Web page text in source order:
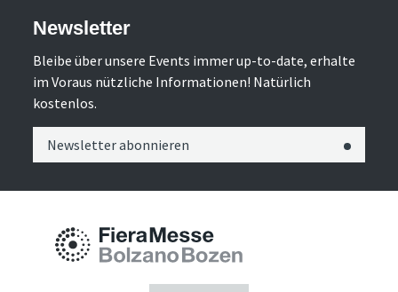
Newsletter
Bleibe über unsere Events immer up-to-date, erhalte
im Voraus nützliche Informationen! Natürlich
kostenlos.
Newsletter abonnieren